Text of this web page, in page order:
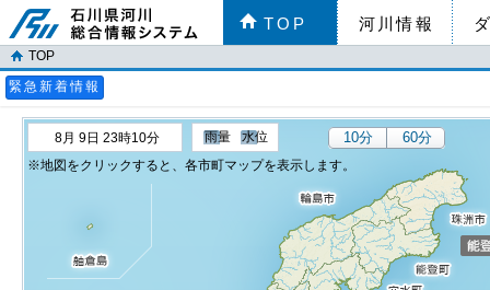
TOP 河川情報
TOP
緊急新着情報
8月 9日 23時10分 雨量 水位 10分 60分
地図をクリックすると、各市町マップを表示します。